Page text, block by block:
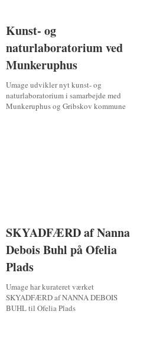
Kunst- og
naturlaboratorium ved
Munkeruphus
Umage udvikler nyt kunst- og
naturlaboratorium i samarbejde med
Munkeruphus og Gribskov kommune
Kunst- og
naturlaboratorium ved
Munkeruphus
SKYADFÆRD af Nanna
Debois Buhl på Ofelia
Plads
Umage har kurateret værket
SKYADFÆRD af NANNA DEBOIS
BUHL til Ofelia Plads
SKYADFÆRD af Nanna
Debois Buhl på Ofelia
Plads